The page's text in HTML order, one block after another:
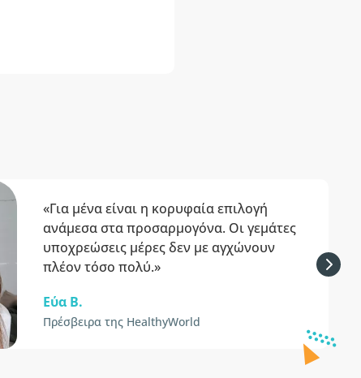
«Για μένα είναι η κορυφαία επιλογή
ανάμεσα στα προσαρμογόνα. Οι γεμάτες
υποχρεώσεις μέρες δεν με αγχώνουν
πλέον τόσο πολύ.»
Εύα Β.
Πρέσβειρα της HealthyWorld